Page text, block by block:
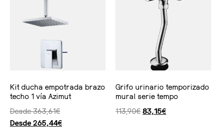
Kit ducha empotrada brazo
techo 1 vía Azimut
Desde363,61€
Desde 265,44€
Grifo urinario temporizado
mural serie tempo
113,90€ 83,15€